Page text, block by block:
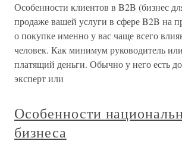
Особенности клиентов в B2B (бизнес
продаже вашей услуги в сфере B2B на
о покупке именно у вас чаще всего
человек. Как минимум руководитель
платящий деньги. Обычно у него есть
эксперт или
Особенности
бизнеса